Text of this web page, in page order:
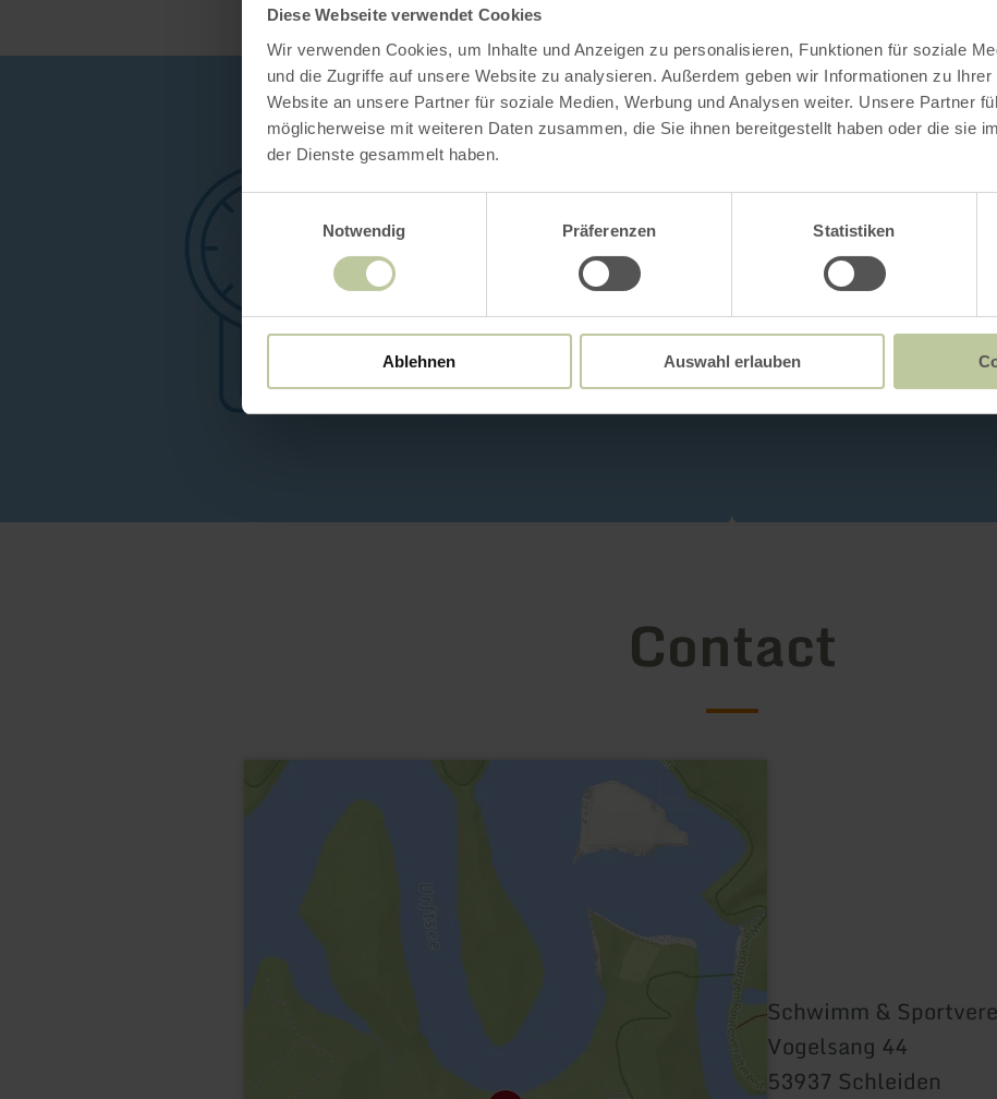
Diese Webseite verwendet Cookies
Wir verwenden Cookies, um Inhalte und Anzeigen zu personalisieren, Funktionen für soziale
und die Zugriffe auf unsere Website zu analysieren. Außerdem geben wir Informationen zu Ihrer
Website an unsere Partner für soziale Medien, Werbung und Analysen weiter. Unsere Partner
möglicherweise mit weiteren Daten zusammen, die Sie ihnen bereitgestellt haben oder die sie
der Dienste gesammelt haben.
Notwendig
Präferenzen Statistiken
Ablehnen Auswahl erlauben
Contact
Schwimm &
Vogelsang 44
53937 Schleiden